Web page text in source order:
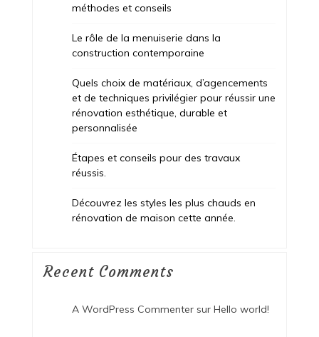
méthodes et conseils
Le rôle de la menuiserie dans la
construction contemporaine
Quels choix de matériaux, d’agencements
et de techniques privilégier pour réussir une
rénovation esthétique, durable et
personnalisée
Étapes et conseils pour des travaux
réussis.
Découvrez les styles les plus chauds en
rénovation de maison cette année.
Recent Comments
A WordPress Commentersur Hello world!